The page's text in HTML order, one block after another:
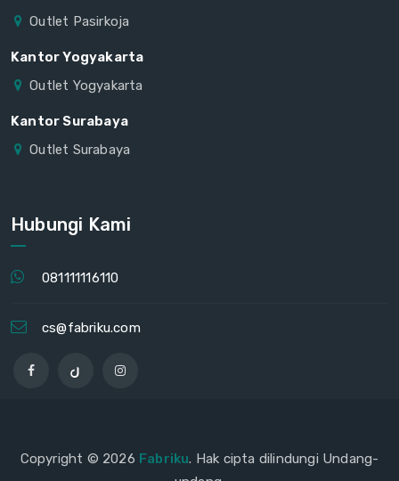
Outlet Pasirkoja
Kantor Yogyakarta
Outlet Yogyakarta
Kantor Surabaya
Outlet Surabaya
Hubungi Kami
081111116110
cs@fabriku.com
Copyright © 2026 Fabriku. Hak cipta dilindungi Undang-